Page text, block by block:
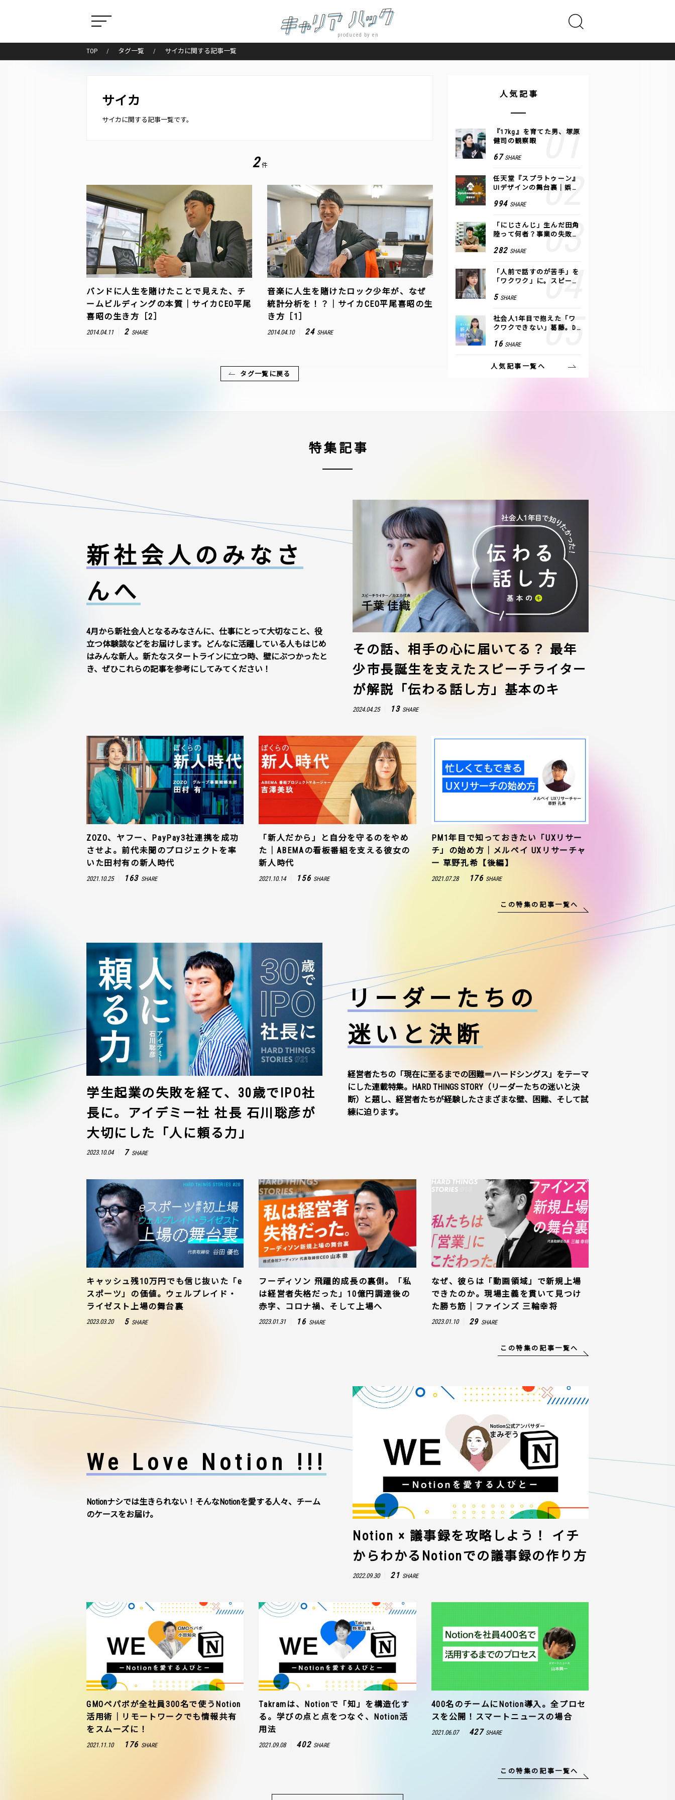
produced by en
TOP タグ一覧 サイカに関する記事一覧
サイカ
サイカに関する記事一覧です。
2 件
バンドに人生を賭けたことで見えた、チ
ームビルディングの本質｜サイカCEO平尾
喜昭の生き方［2］
2014.04.11 2 SHARE
音楽に人生を賭けたロック少年が、なぜ
統計分析を！？｜サイカCEO平尾喜昭の生
き方［1］
2014.04.10 24 SHARE
タグ一覧に戻る
人気記事
『17kg』を育てた男、塚原
健司の観察眼
67 SHARE
任天堂『スプラトゥーン』
UIデザインの舞台裏｜娯楽
994 SHARE
「にじさんじ」生んだ田角
陸って何者？事業の失敗
COLOR
282 SHARE
「人前で話すのが苦手」を
「ワクワク」に。スピーチ
方トレーニング」に込めた
5 SHARE
社会人1年目で抱えた「ワ
クワクできない」葛藤。De
つけた、私の生きる道
16 SHARE
人気記事一覧へ
特集記事
新社会人のみなさ
んへ
4月から新社会人となるみなさんに、仕事にとって大切なこと、役
立つ体験談などをお届けします。どんなに活躍している人もはじめ
はみんな新人。新たなスタートラインに立つ時、壁にぶつかったと
き、ぜひこれらの記事を参考にしてみてください！
その話、相手の心に届いてる？ 最年
少市長誕生を支えたスピーチライター
が解説「伝わる話し方」基本のキ
2024.04.25 13 SHARE
ZOZO、ヤフー、PayPay3社連携を成功
させよ。前代未聞のプロジェクトを率
いた田村有の新人時代
2021.10.25 163 SHARE
「新人だから」と自分を守るのをやめ
た｜ABEMAの看板番組を支える彼女の
新人時代
2021.10.14 156 SHARE
PM1年目で知っておきたい「UXリサー
チ」の始め方｜メルペイ UXリサーチャ
ー 草野孔希【後編】
2021.07.28 176 SHARE
この特集の記事一覧へ
リーダーたちの
迷いと決断
経営者たちの「現在に至るまでの困難＝ハードシングス」をテーマ
にした連載特集。HARD THINGS STORY（リーダーたちの迷いと決
断）と題し、経営者たちが経験したさまざまな壁、困難、そして試
練に迫ります。
学生起業の失敗を経て、30歳でIPO社
長に。アイデミー社 社長 石川聡彦が
大切にした「人に頼る力」
2023.10.04 7 SHARE
キャッシュ残10万円でも信じ抜いた「e
スポーツ」の価値。ウェルプレイド・
ライゼスト上場の舞台裏
2023.03.20 5 SHARE
フーディソン 飛躍的成長の裏側。「私
は経営者失格だった」10億円調達後の
赤字、コロナ禍、そして上場へ
2023.01.31 16 SHARE
なぜ、彼らは「動画領域」で新規上場
できたのか。現場主義を貫いて見つけ
た勝ち筋｜ファインズ 三輪幸将
2023.01.10 29 SHARE
この特集の記事一覧へ
We Love Notion !!!
Notionナシでは生きられない！そんなNotionを愛する人々、チーム
のケースをお届け。
Notion × 議事録を攻略しよう！ イチ
からわかるNotionでの議事録の作り方
2022.09.30 21 SHARE
GMOペパボが全社員300名で使うNotion
活用術｜リモートワークでも情報共有
をスムーズに！
2021.11.10 176 SHARE
Takramは、Notionで「知」を構造化す
る。学びの点と点をつなぐ、Notion活
用法
2021.09.08 402 SHARE
400名のチームにNotion導入。全プロセ
スを公開！スマートニュースの場合
2021.06.07 427 SHARE
この特集の記事一覧へ